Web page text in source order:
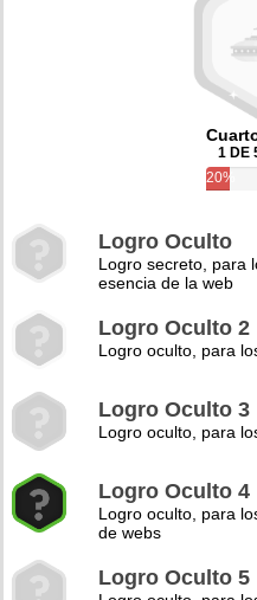
1 DE
20%
Logro Oculto
Logro secreto, para
esencia de la web
Logro Oculto 2
Logro oculto, para
Logro Oculto 3
Logro oculto, para
Logro Oculto 4
Logro oculto, para
de webs
Logro Oculto 5